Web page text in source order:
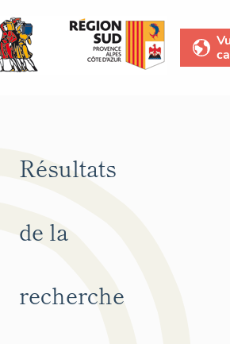
Résultats
de la
recherche